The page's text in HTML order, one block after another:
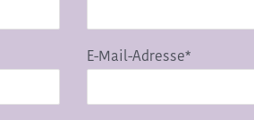
E-Mail-Adresse*